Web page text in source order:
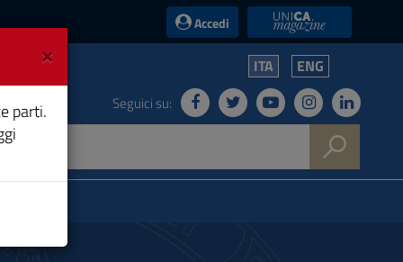
Accedi UniCA News
ITA ENG
Seguici su:
×
parti.